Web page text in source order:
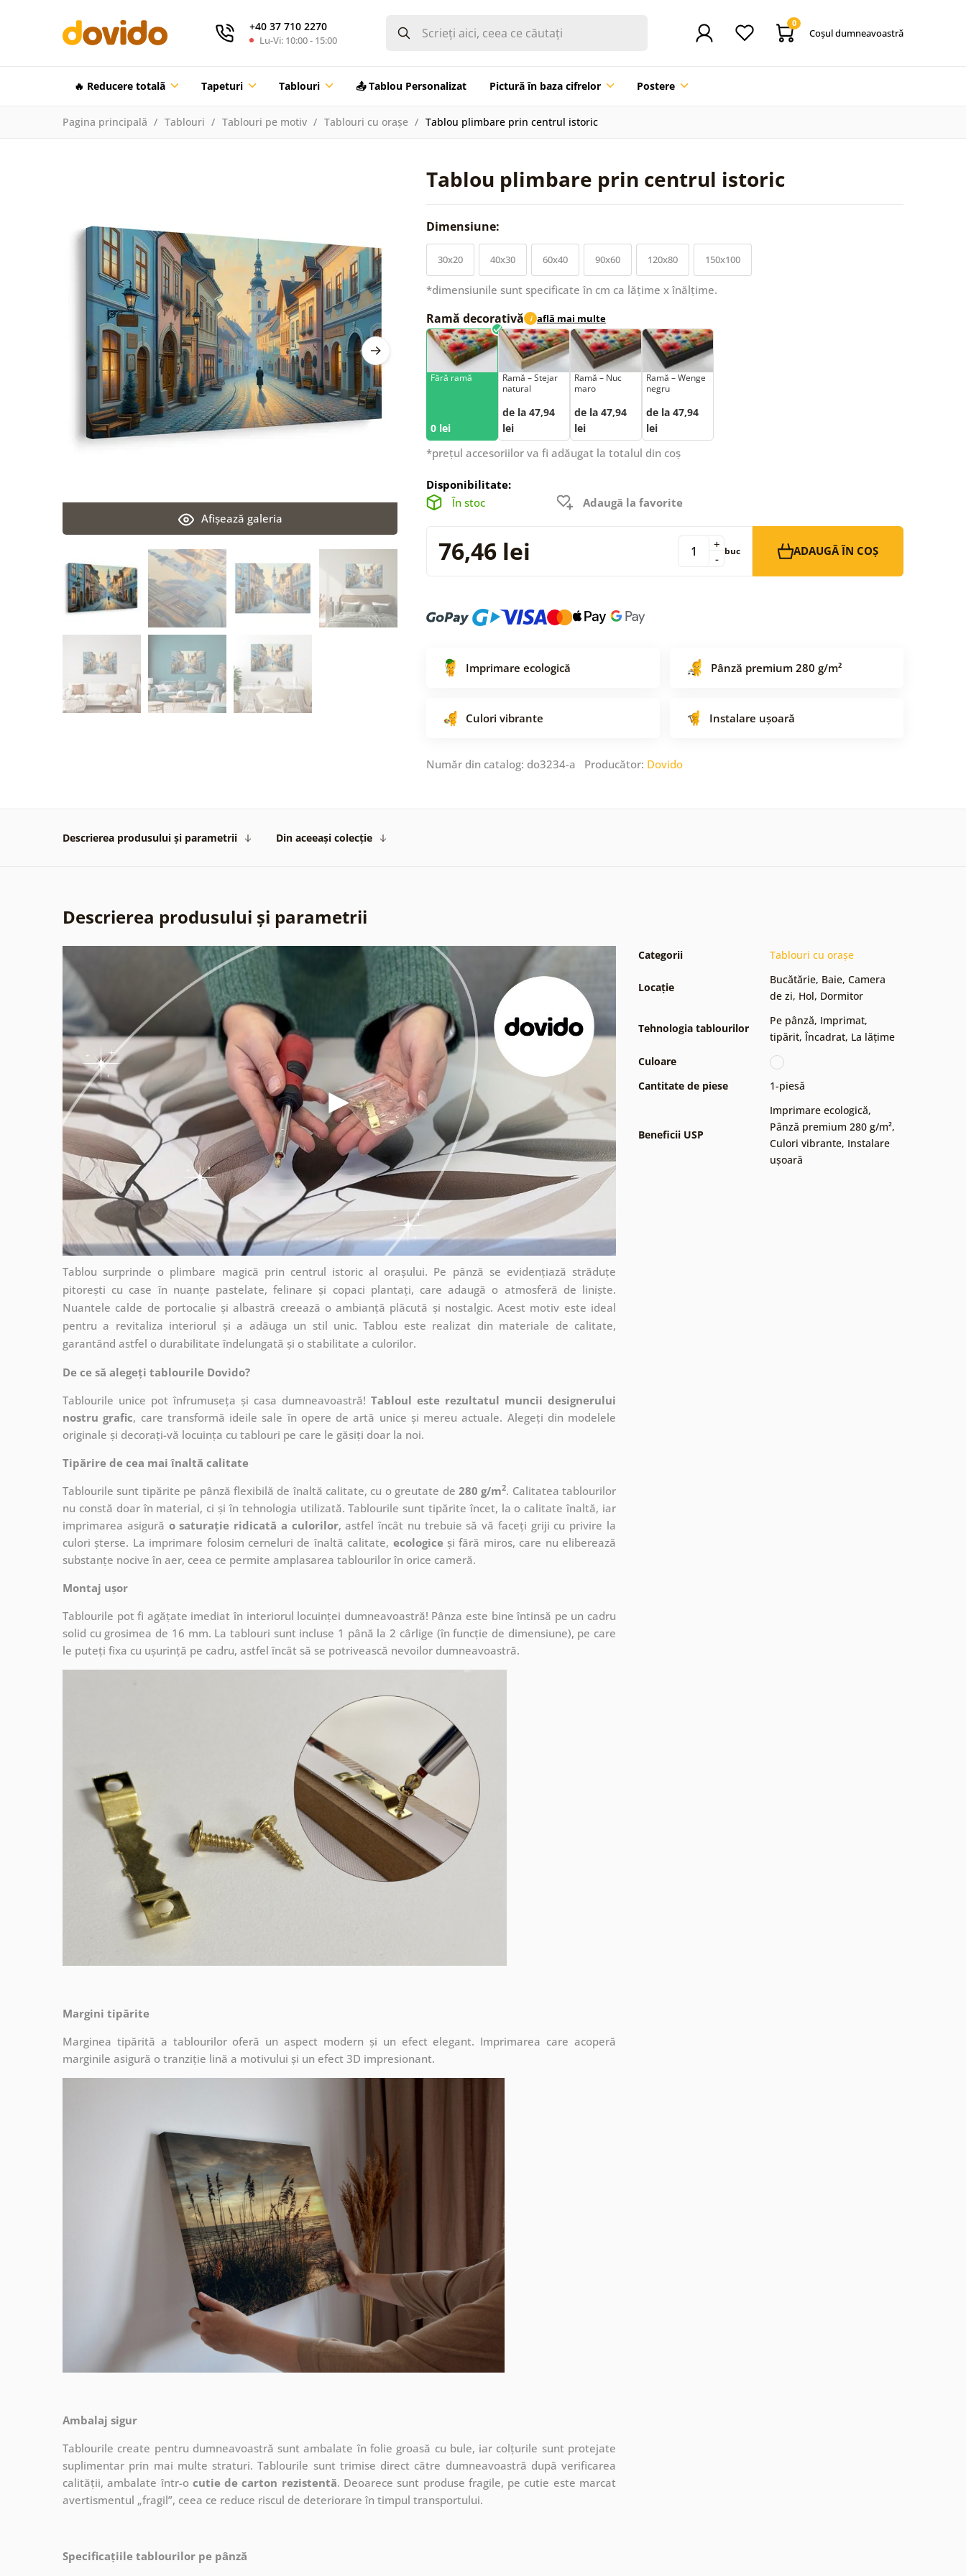
+40 37 710 2270
Lu-Vi: 10:00 - 15:00
0
Coşul dumneavoastră
🔥 Reducere totalã Tapeturi Tablouri 📤 Tablou Personalizat Pictură în baza cifrelor Postere
Pagina principală Tablouri Tablouri pe motiv Tablouri cu orașe Tablou plimbare prin centrul istoric
Tablou plimbare prin centrul istoric
Afişează galeria
Dimensiune:
30x20 40x30 60x40 90x60 120x80 150x100
*dimensiunile sunt specificate în cm ca lățime x înălțime.
Ramă decorativă i află mai multe
Fără ramă
0 lei
Ramă – Stejar
natural
de la 47,94
lei
Ramă – Nuc
maro
de la 47,94
lei
Ramă – Wenge
negru
de la 47,94
lei
*prețul accesoriilor va fi adăugat la totalul din coș
Disponibilitate:
În stoc
Adaugă la favorite
76,46 lei -
+ buc ADAUGĂ ÎN COȘ
Imprimare ecologică Pânză premium 280 g/m²
Culori vibrante Instalare ușoară
Număr din catalog: do3234-a Producător: Dovido
Descrierea produsului și parametrii Din aceeași colecție
Descrierea produsului și parametrii
Tablou surprinde o plimbare magică prin centrul istoric al orașului. Pe pânză se evidențiază străduțe
pitorești cu case în nuanțe pastelate, felinare și copaci plantați, care adaugă o atmosferă de liniște.
Nuantele calde de portocalie și albastră creează o ambianță plăcută și nostalgic. Acest motiv este ideal
pentru a revitaliza interiorul și a adăuga un stil unic. Tablou este realizat din materiale de calitate,
garantând astfel o durabilitate îndelungată și o stabilitate a culorilor.
De ce să alegeți tablourile Dovido?
Tablourile unice pot înfrumuseța și casa dumneavoastră! Tabloul este rezultatul muncii designerului
nostru grafic, care transformă ideile sale în opere de artă unice și mereu actuale. Alegeți din modelele
originale și decorați-vă locuința cu tablouri pe care le găsiți doar la noi.
Tipărire de cea mai înaltă calitate
Tablourile sunt tipărite pe pânză flexibilă de înaltă calitate, cu o greutate de 280 g/m2. Calitatea tablourilor
nu constă doar în material, ci și în tehnologia utilizată. Tablourile sunt tipărite încet, la o calitate înaltă, iar
imprimarea asigură o saturație ridicată a culorilor, astfel încât nu trebuie să vă faceți griji cu privire la
culori șterse. La imprimare folosim cerneluri de înaltă calitate, ecologiceși fără miros, care nu eliberează
substanțe nocive în aer, ceea ce permite amplasarea tablourilor în orice cameră.
Montaj ușor
Tablourile pot fi agățate imediat în interiorul locuinței dumneavoastră! Pânza este bine întinsă pe un cadru
solid cu grosimea de 16 mm. La tablouri sunt incluse 1 până la 2 cârlige (în funcție de dimensiune), pe care
le puteți fixa cu ușurință pe cadru, astfel încât să se potrivească nevoilor dumneavoastră.
Margini tipărite
Marginea tipărită a tablourilor oferă un aspect modern și un efect elegant. Imprimarea care acoperă
marginile asigură o tranziție lină a motivului și un efect 3D impresionant.
Ambalaj sigur
Tablourile create pentru dumneavoastră sunt ambalate în folie groasă cu bule, iar colțurile sunt protejate
suplimentar prin mai multe straturi.Tablourile sunt trimise direct către dumneavoastră după verificarea
calității, ambalate într-o cutie de carton rezistentă. Deoarece sunt produse fragile, pe cutie este marcat
avertismentul „fragil”, ceea ce reduce riscul de deteriorare în timpul transportului.
Specificațiile tablourilor pe pânză
Categorii Tablouri cu orașe
Locație
Bucătărie, Baie, Camera
de zi, Hol, Dormitor
Tehnologia tablourilor
Pe pânză, Imprimat,
tipărit,Încadrat, La lățime
Culoare
Cantitate de piese
1-piesă
Beneficii USP
Imprimare ecologică,
Pânză premium 280 g/m²,
Culori vibrante, Instalare
ușoară